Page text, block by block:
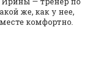
же, как у нее,
комфортно.